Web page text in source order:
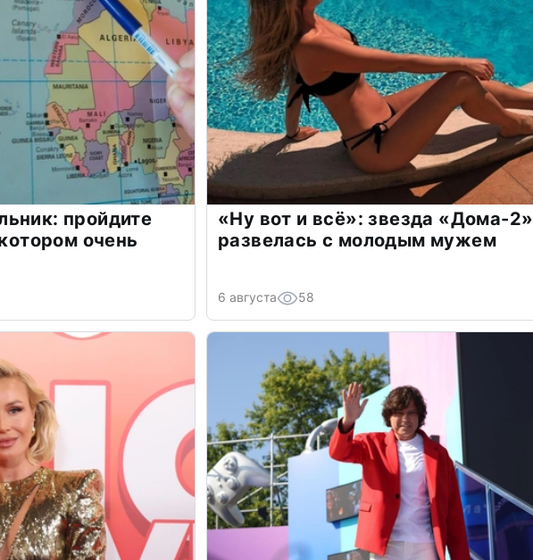
пройдите
очень
«Ну вот и всё»: звезда «Дома-2»
развелась с молодым мужем
6 августа 58